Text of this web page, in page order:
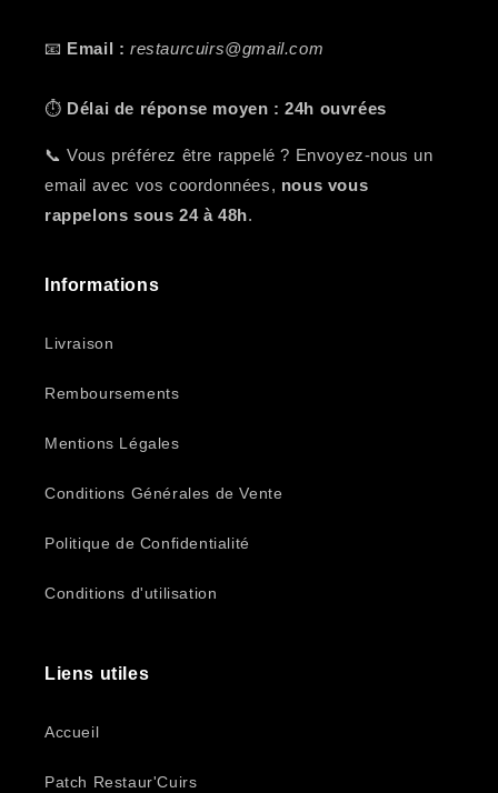
📧 Email : restaurcuirs@gmail.com
⏱️ Délai de réponse moyen : 24h ouvrées
📞 Vous préférez être rappelé ? Envoyez-nous un
email avec vos coordonnées, nous vous
rappelons sous 24 à 48h.
Informations
Livraison
Remboursements
Mentions Légales
Conditions Générales de Vente
Politique de Confidentialité
Conditions d'utilisation
Liens utiles
Accueil
Patch Restaur'Cuirs